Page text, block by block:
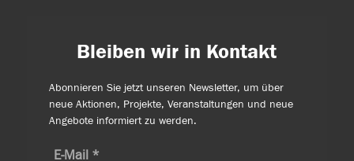
Bleiben wir in Kontakt
Abonnieren Sie jetzt unseren Newsletter, um über
neue Aktionen, Projekte, Veranstaltungen und neue
Angebote informiert zu werden.